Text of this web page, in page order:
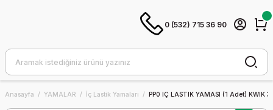
0 (532) 715 36 90
Anasayfa YAMALAR İç Lastik Yamaları PP0 IÇ LASTIK YAMASI (1 Adet) KWIK